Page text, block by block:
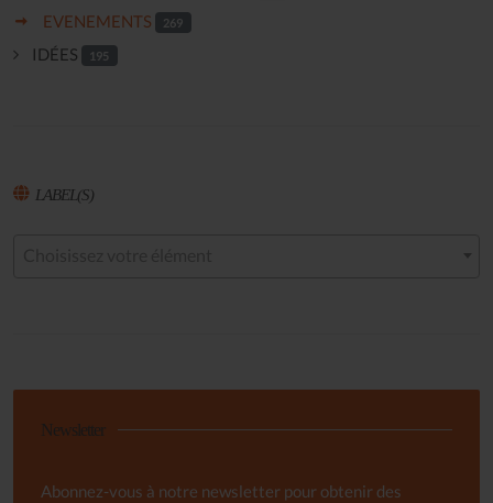
EVENEMENTS 269
IDÉES 195
LABEL(S)
Newsletter
Abonnez-vous à notre newsletter pour obtenir des